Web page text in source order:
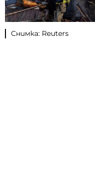
Снимка: Reuters